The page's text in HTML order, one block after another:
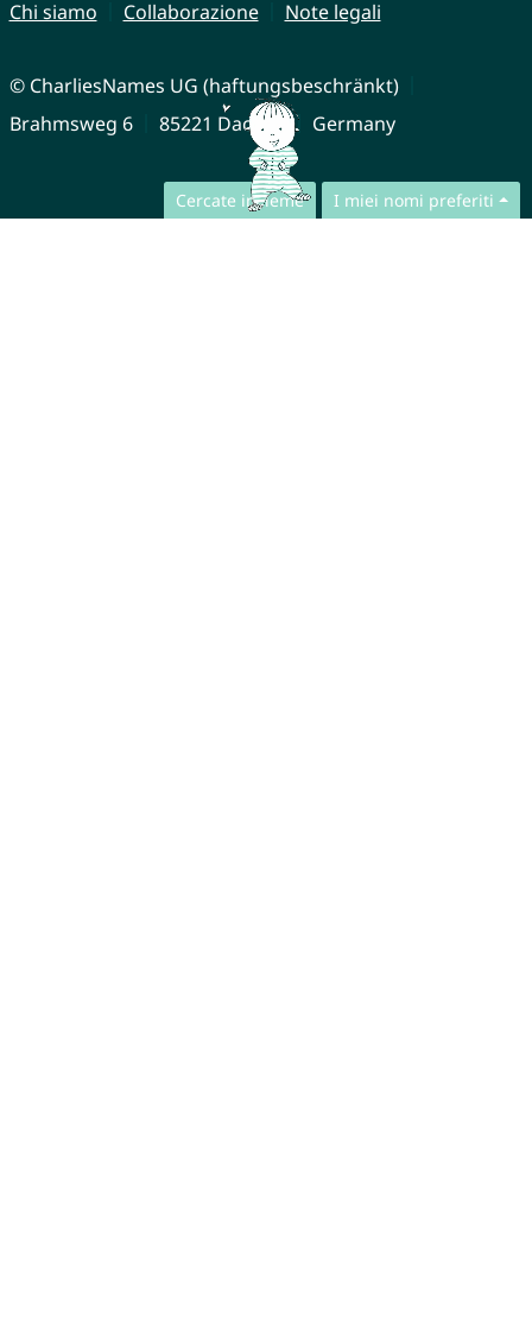
Cercate insieme I miei nomi preferiti
Chi siamo
Collaborazione Note legali
© CharliesNames UG (haftungsbeschränkt)
Brahmsweg 6
85221 Dachau Germany